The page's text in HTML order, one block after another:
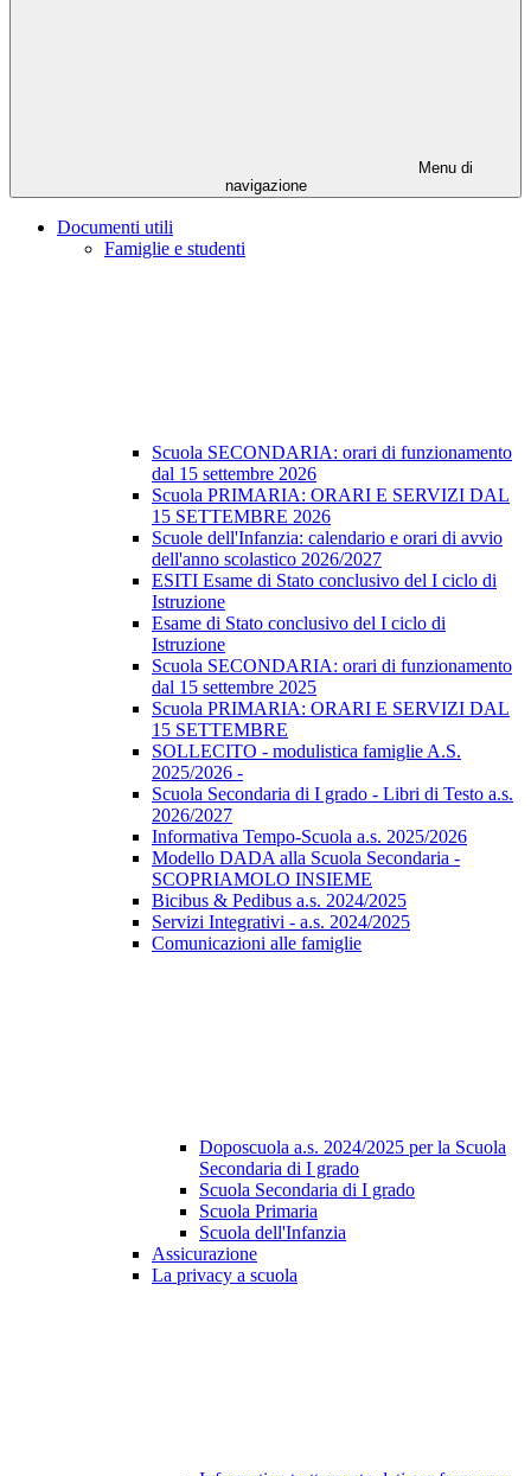
Menu di
navigazione
Documenti utili
Famiglie e studenti
Scuola SECONDARIA: orari di funzionamento
dal 15 settembre 2026
Scuola PRIMARIA: ORARI E SERVIZI DAL
15 SETTEMBRE 2026
Scuole dell'Infanzia: calendario e orari di avvio
dell'anno scolastico 2026/2027
ESITI Esame di Stato conclusivo del I ciclo di
Istruzione
Esame di Stato conclusivo del I ciclo di
Istruzione
Scuola SECONDARIA: orari di funzionamento
dal 15 settembre 2025
Scuola PRIMARIA: ORARI E SERVIZI DAL
15 SETTEMBRE
SOLLECITO - modulistica famiglie A.S.
2025/2026 -
Scuola Secondaria di I grado - Libri di Testo a.s.
2026/2027
Informativa Tempo-Scuola a.s. 2025/2026
Modello DADA alla Scuola Secondaria -
SCOPRIAMOLO INSIEME
Bicibus & Pedibus a.s. 2024/2025
Servizi Integrativi - a.s. 2024/2025
Comunicazioni alle famiglie
Doposcuola a.s. 2024/2025 per la Scuola
Secondaria di I grado
Scuola Secondaria di I grado
Scuola Primaria
Scuola dell'Infanzia
Assicurazione
La privacy a scuola